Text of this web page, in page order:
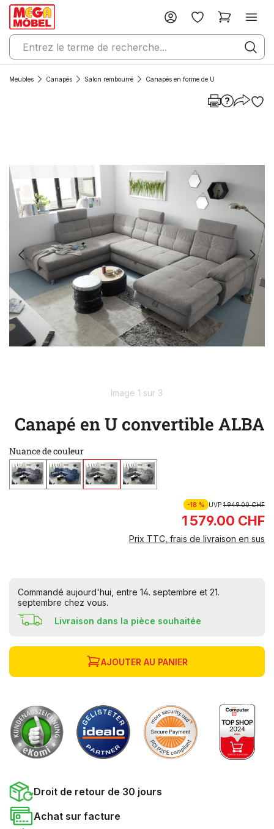
Meubles Canapés Salon rembourré Canapés en forme de U
Image 1 sur 3
Canapé en U convertible ALBA
Nuance de couleur
-18 % UVP1 949.00 CHF
1 579.00 CHF
Prix TTC, frais de livraison en sus
Commandé aujourd'hui, entre 14. septembre et 21.
septembre chez vous.
Livraison dans la pièce souhaitée
AJOUTER AU PANIER
Droit de retour de 30 jours
Achat sur facture